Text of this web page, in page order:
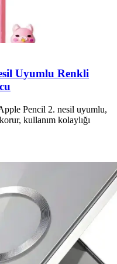
Uyumlu Renkli
Pencil 2. nesil uyumlu,
korur, kullanım kolaylığı